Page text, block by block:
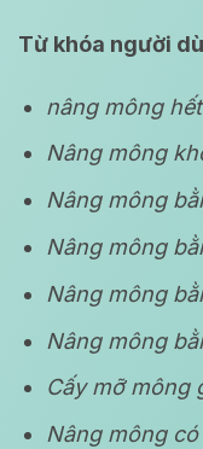
Từ khóa người
nâng mông
Nâng mông
Nâng mông
Nâng mông
Nâng mông
Nâng mông
Cấy mỡ mông
Nâng mông